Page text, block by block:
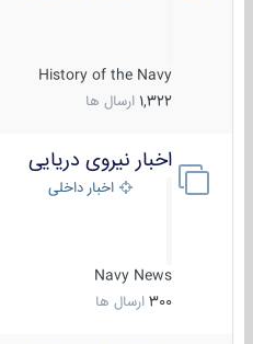
History of the Navy
1,322 ارسال ها
اخبار نیروی دریایی
اخبار داخلی
Navy News
300 ارسال ها